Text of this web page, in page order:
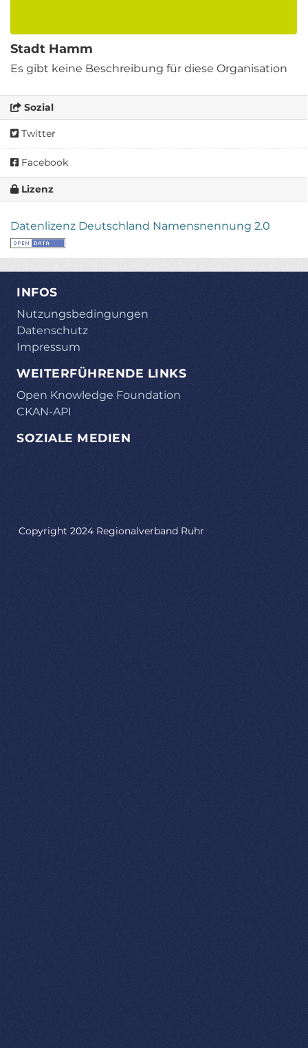
Stadt Hamm
Es gibt keine Beschreibung für diese Organisation
Sozial
Twitter
Facebook
Lizenz
Datenlizenz Deutschland Namensnennung 2.0
INFOS
Nutzungsbedingungen
Datenschutz
Impressum
WEITERFÜHRENDE LINKS
Open Knowledge Foundation
CKAN-API
SOZIALE MEDIEN
Copyright 2024 Regionalverband Ruhr